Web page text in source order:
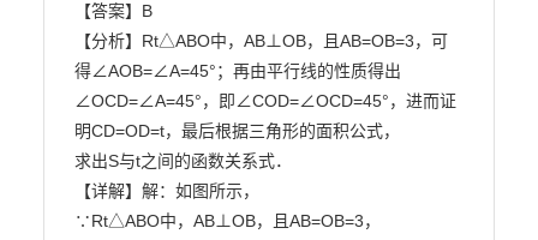
【答案】B
【分析】Rt△ABO中，AB⊥OB，且AB=OB=3，可
得∠AOB=∠A=45°；再由平行线的性质得出
∠OCD=∠A=45°，即∠COD=∠OCD=45°，进而证
明CD=OD=t，最后根据三角形的面积公式，
求出S与t之间的函数关系式．
【详解】解：如图所示，
∵Rt△ABO中，AB⊥OB，且AB=OB=3，